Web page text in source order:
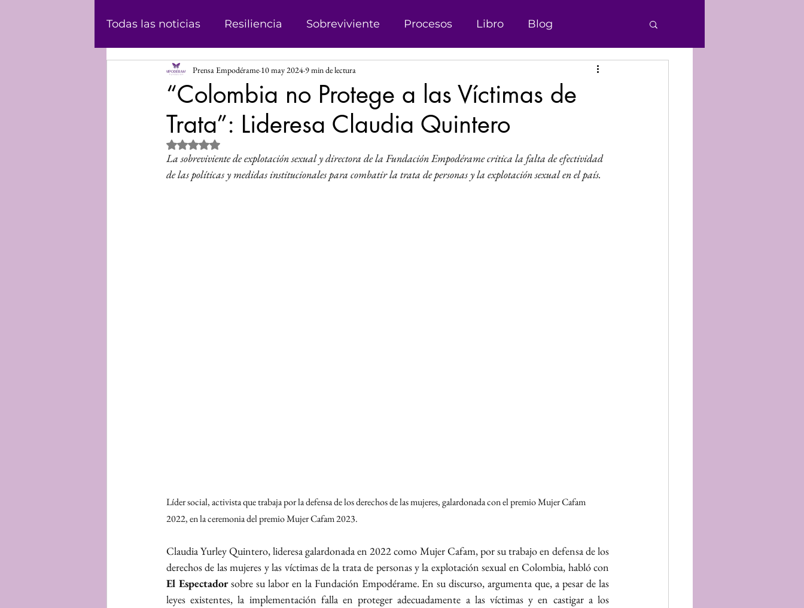
Todas las noticias Resiliencia Sobreviviente Procesos Libro Blog
Masculinidad Abolicionismo Campañas
Historias Justicia Matrimonio Infantil Genero
Podcast Violencia de Género Explotación sexual Líder Reconocimiento
“Colombia no Protege a las Víctimas de
Trata”: Lideresa Claudia Quintero
Prensa Empodérame 10 may 2024 9 min de lectura
Obtuvo NaN de 5 estrellas.
La sobreviviente de explotación sexual y directora de la Fundación Empodérame critica la falta de efectividad
de las políticas y medidas institucionales para combatir la trata de personas y la explotación sexual en el país.
Líder social, activista que trabaja por la defensa de los derechos de las mujeres, galardonada con el premio Mujer Cafam
2022, en la ceremonia del premio Mujer Cafam 2023.
Claudia Yurley Quintero, lideresa galardonada en 2022 como Mujer Cafam, por su trabajo en defensa de los
El Espectador sobre su labor en la Fundación Empodérame. En su discurso, argumenta que, a pesar de las
leyes existentes, la implementación falla en proteger adecuadamente a las víctimas y en castigar a los